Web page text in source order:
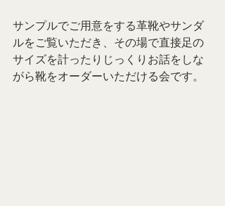
サンプルでご用意をする革靴やサンダ
ルをご覧いただき、その場で直接足の
サイズを計ったりじっくりお話をしな
がら靴をオーダーいただける会です。